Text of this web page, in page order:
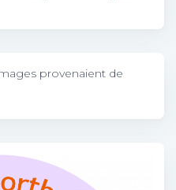
provenaient de